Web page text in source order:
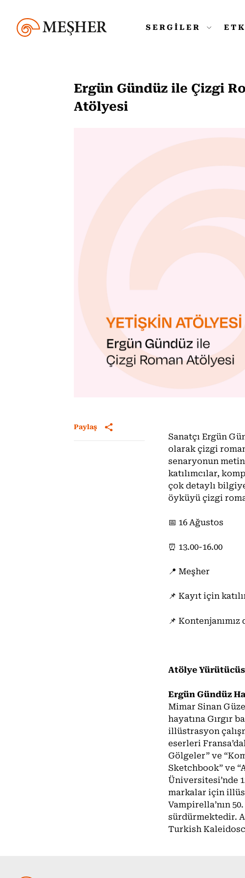
SERGİLER
Ergün Gündüz ile Çizgi
Atölyesi
Paylaş
Sanatçı Ergün
olarak çizgi
senaryonun
katılımcılar,
çok detaylı
öyküyü çizgi
📅 16 Ağustos
⏰ 13.00-16.00
📍 Meşher
📌 Kayıt için
📌
Atölye
Ergün Gündüz
Mimar Sinan
hayatına Gırgır
illüstrasyon
eserleri
Gölgeler” ve
Sketchbook” ve
Üniversitesi’nde
markalar için
Vampirella’nın
sürdürmektedir.
Turkish